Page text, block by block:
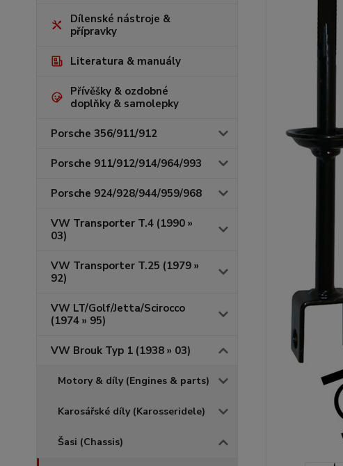
Dílenské nástroje &
přípravky
Literatura & manuály
Přívěšky & ozdobné
doplňky & samolepky
Porsche 356/911/912
Porsche 911/912/914/964/993
Porsche 924/928/944/959/968
VW Transporter T.4 (1990 »
03)
VW Transporter T.25 (1979 »
92)
VW LT/Golf/Jetta/Scirocco
(1974 » 95)
VW Brouk Typ 1 (1938 » 03)
Motory & díly (Engines & parts)
Karosářské díly (Karosseridele)
Šasi (Chassis)